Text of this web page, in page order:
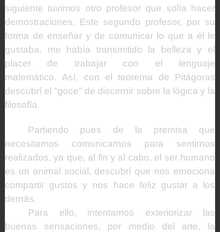
siguiente tuvimos otro profesor que solía hacer
demostraciones. Este segundo profesor, por su
forma de enseñar y de comunicar lo que a él le
gustaba, me había transmitido la belleza y el
placer de trabajar con el lenguaje
matemático. Así, con el teorema de Pitágoras
descubrí el "goce" de discernir sobre la lógica y la
filosofía.
Partiendo pues de la premisa que
necesitamos comunicarnos para sentirnos
realizados, ya que, al fin y al cabo, el ser humano
es un animal social, descubrí que nos emociona
compartir gustos y nos hace feliz gustar a los
demás.
Para ello, intentamos exteriorizar las
buenas sensaciones, por medio del arte, la